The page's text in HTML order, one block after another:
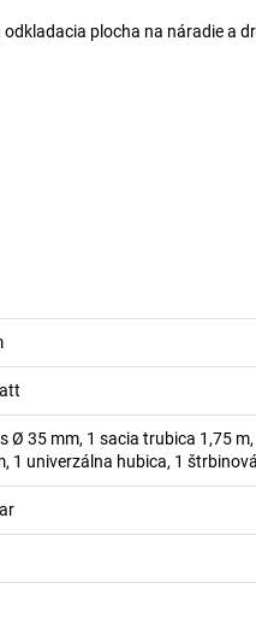
plocha na náradie a
Ø 35 mm, 1 sacia trubica 1,75
1 univerzálna hubica, 1